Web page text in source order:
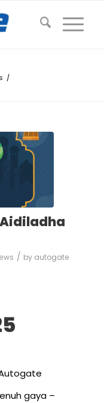
/
/ by autogate
gaya –